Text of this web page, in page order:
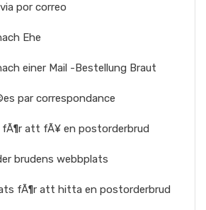
por correo
Ehe
einer Mail -Bestellung Braut
par correspondance
fÃ¶r att fÃ¥ en postorderbrud
brudens webbplats
fÃ¶r att hitta en postorderbrud